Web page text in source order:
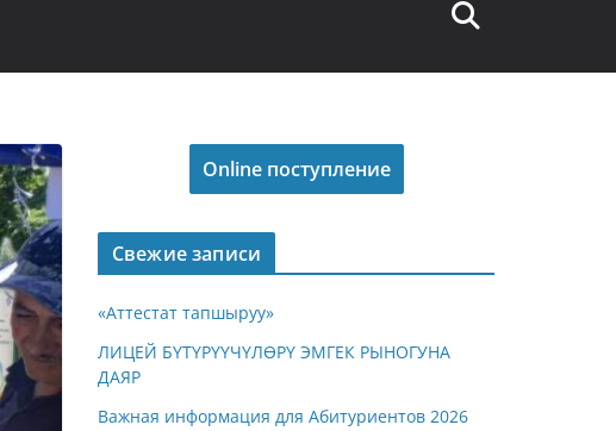
Online поступление
Свежие записи
«Аттестат тапшыруу»
ЛИЦЕЙ БҮТҮРҮҮЧҮЛӨРҮ ЭМГЕК РЫНОГУНА
ДАЯР
Важная информация для Абитуриентов 2026